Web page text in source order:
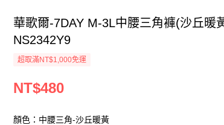
華歌爾-7DAY M-3L中腰三角褲(沙丘暖
NS2342Y9
超取滿NT$1,000免運
NT$480
顏色：中腰三角-沙丘暖黃